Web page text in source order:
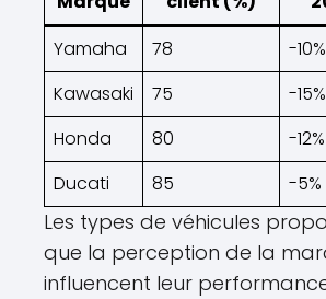
Yamaha
78 -10%
Kawasaki
75 -15%
Honda
80 -12%
Ducati
85 -5%
Les types de véhicules
que la perception de la
influencent leur